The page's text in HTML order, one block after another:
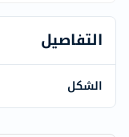
التفاصيل
الشكل